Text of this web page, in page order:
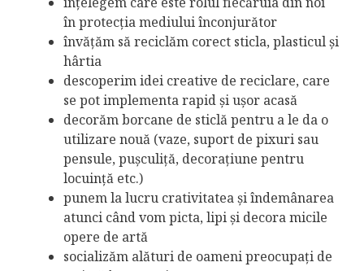
în protecția mediului înconjurător
învățăm să reciclăm corect sticla, plasticul și
hârtia
descoperim idei creative de reciclare, care
se pot implementa rapid și ușor acasă
decorăm borcane de sticlă pentru a le da o
utilizare nouă (vaze, suport de pixuri sau
pensule, pușculiță, decorațiune pentru
locuință etc.)
punem la lucru crativitatea și îndemânarea
atunci când vom picta, lipi și decora micile
opere de artă
socializăm alături de oameni preocupați de